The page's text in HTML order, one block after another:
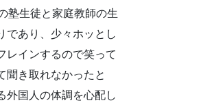
塾生徒と家庭教師の生
であり、少々ホッとし
レインするので笑って
聞き取れなかったと
外国人の体調を心配し